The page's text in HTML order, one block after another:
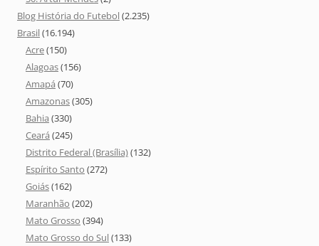
Blog História do Futebol(2.235)
Brasil(16.194)
Acre(150)
Alagoas(156)
Amapá (70)
Amazonas(305)
Bahia (330)
Ceará (245)
Distrito Federal (Brasília)(132)
Espírito Santo (272)
Goiás(162)
Maranhão (202)
Mato Grosso (394)
Mato Grosso do Sul(133)